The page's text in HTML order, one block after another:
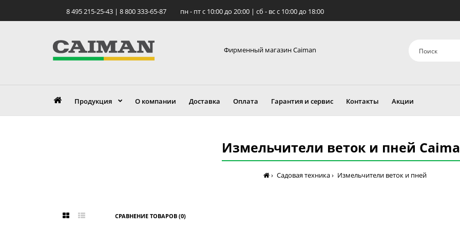
8 495 215-25-43 | 8 800 333-65-87 пн - пт c 10:00 до 20:00 | сб - вс c 10:00 до 18:00
Фирменный магазин Caiman
Продукция О компании Доставка Оплата Гарантия и сервис Контакты Акции
Измельчители веток и пней
Садовая техника Измельчители веток и пней
СРАВНЕНИЕ ТОВАРОВ (0)